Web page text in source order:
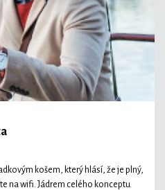
košem, který hlásí, že je plný,
na wifi. Jádrem celého konceptu